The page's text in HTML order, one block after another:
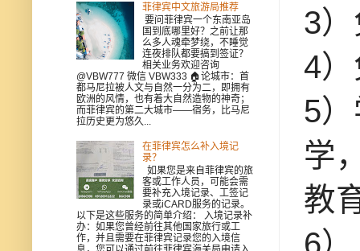
3
4
5
学
教
菲律宾中文旅游局推荐
要问菲律宾一个东南亚岛
国到底哪里好？之前让那
么多人魂牵梦绕，不睡觉
连夜排队都要搞到签证？
相关业务欢迎咨询
@VBW777 微信 VBW333 🏠论城市：首
都马尼拉被人文与自然一分为二，即拥有
欧洲的风情，也有着大自然造物的神奇；
而菲律宾的第二大城市——宿务，比马尼
拉历史更为悠久...
在菲律宾怎么补入境记
录？
如果您是来自菲律宾的旅
客或工作人员，可能会需
要补充入境记录、工签记
录或iCARD服务的记录。
以下是这些服务的简单介绍： 入境记录补
办：如果您曾经前往其他国家旅行或工
作，并且需要在菲律宾记录您的入境信